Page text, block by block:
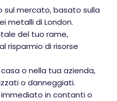
sul mercato, basato sulla
metalli di London.
del tuo rame,
risparmio di risorse
o nella tua azienda,
o danneggiati.
in contanti o